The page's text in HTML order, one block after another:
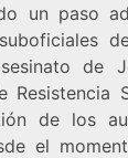
un paso
de
Resistencia
de los
el